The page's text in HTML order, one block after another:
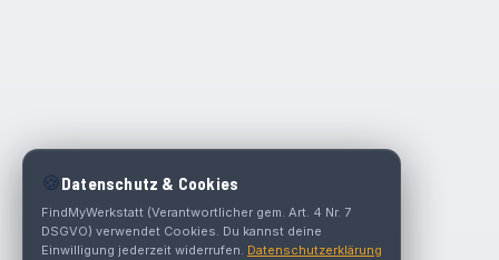
🍪 Datenschutz & Cookies
FindMyWerkstatt (Verantwortlicher gem. Art. 4 Nr. 7
DSGVO) verwendet Cookies. Du kannst deine
Einwilligung jederzeit widerrufen. Datenschutzerklärung